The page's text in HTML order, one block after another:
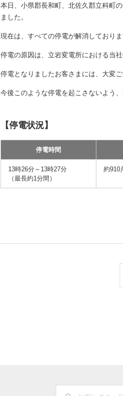
本日、小県郡長和町、北佐久郡立科町
ました。
現在は、すべての停電が解消しておりま
停電の原因は、立岩変電所における当
停電となりましたお客さまには、大変
今後このような停電を起こさないよう
【停電状況】
停電時間
13時26分～13時27分
（最長約1分間）
約910